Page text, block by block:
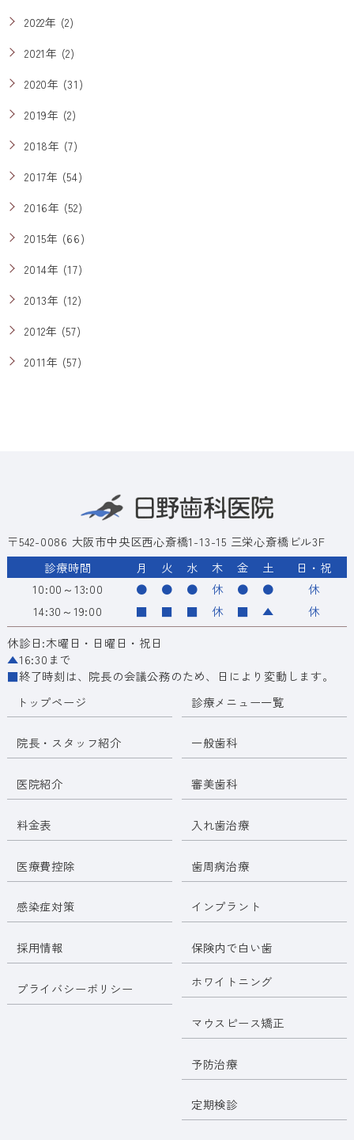
2022年 (2)
2021年 (2)
2020年 (31)
2019年 (2)
2018年 (7)
2017年 (54)
2016年 (52)
2015年 (66)
2014年 (17)
2013年 (12)
2012年 (57)
2011年 (57)
〒542-0086 大阪市中央区西心斎橋1-13-15 三栄心斎橋ビル3F
診療時間
月 火 水 木 金 土
日・祝
10:00～13:00
● ● ● 休 ● ●
休
14:30～19:00
■ ■ ■ 休 ■ ▲
休
休診日:木曜日・日曜日・祝日
▲16:30まで
■終了時刻は、院長の会議公務のため、日により変動します。
トップページ
院長・スタッフ紹介
医院紹介
料金表
医療費控除
感染症対策
採用情報
プライバシーポリシー
診療メニュー一覧
一般歯科
審美歯科
入れ歯治療
歯周病治療
インプラント
保険内で白い歯
ホワイトニング
マウスピース矯正
予防治療
定期検診